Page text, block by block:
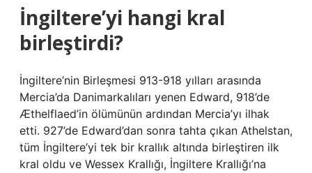
İngiltere’yi hangi kral
birleştirdi?
İngiltere’nin Birleşmesi 913-918 yılları arasında
Mercia’da Danimarkalıları yenen Edward, 918’de
Æthelflaed’in ölümünün ardından Mercia’yı ilhak
etti. 927’de Edward’dan sonra tahta çıkan Athelstan,
tüm İngiltere’yi tek bir krallık altında birleştiren ilk
kral oldu ve Wessex Krallığı, İngiltere Krallığı’na